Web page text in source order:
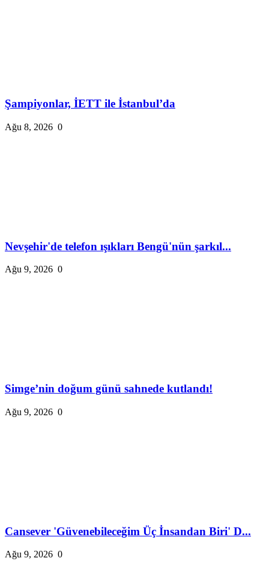
Şampiyonlar, İETT ile İstanbul’da
Ağu 8, 2026 0
Nevşehir'de telefon ışıkları Bengü'nün şarkıl...
Ağu 9, 2026 0
Simge’nin doğum günü sahnede kutlandı!
Ağu 9, 2026 0
Cansever 'Güvenebileceğim Üç İnsandan Biri' D...
Ağu 9, 2026 0